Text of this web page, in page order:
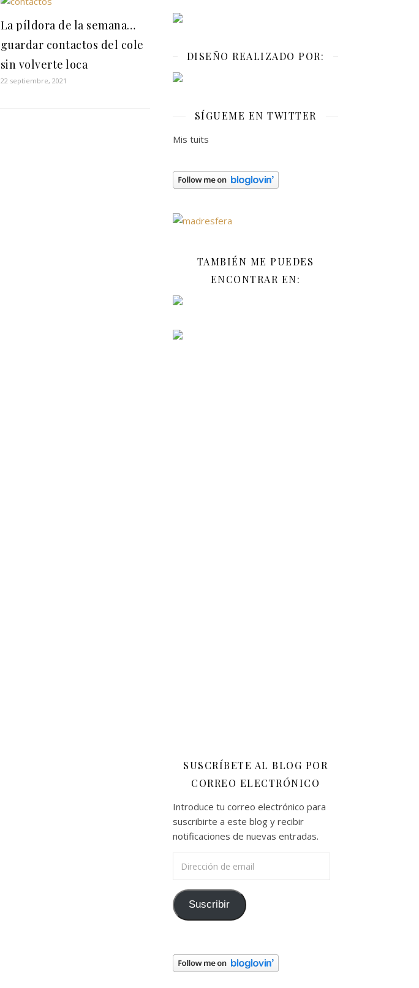
La píldora de la semana…
guardar contactos del cole
sin volverte loca
22 septiembre, 2021
DISEÑO REALIZADO POR:
SÍGUEME EN TWITTER
Mis tuits
TAMBIÉN ME PUEDES
ENCONTRAR EN:
SUSCRÍBETE AL BLOG POR
CORREO ELECTRÓNICO
Introduce tu correo electrónico para
suscribirte a este blog y recibir
notificaciones de nuevas entradas.
Suscribir